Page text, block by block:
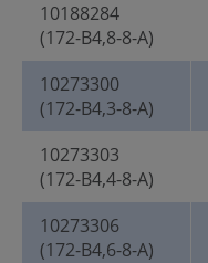
10188284
(172-B4,8-8-A)
10273300
(172-B4,3-8-A)
10273303
(172-B4,4-8-A)
10273306
(172-B4,6-8-A)